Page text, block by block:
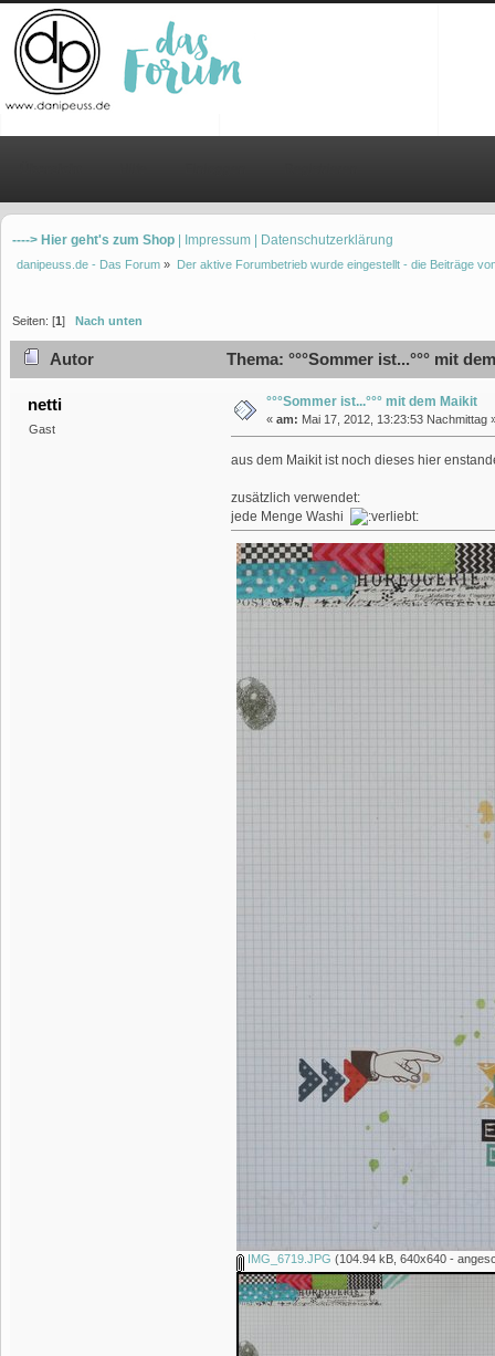
----> Hier geht's zum Shop | Impressum | Datenschutzerklärung
danipeuss.de - Das Forum » Der aktive Forumbetrieb wurde eingestellt - die Beiträge
Seiten: [1] Nach unten
Autor Thema: °°°Sommer ist...°°° mit
netti
Gast
°°°Sommer ist...°°° mit dem Maikit
« am: Mai 17, 2012, 13:23:53 Nachmittag
aus dem Maikit ist noch dieses hier
zusätzlich verwendet:
jede Menge Washi
IMG_6719.JPG (104.94 kB, 640x640 -